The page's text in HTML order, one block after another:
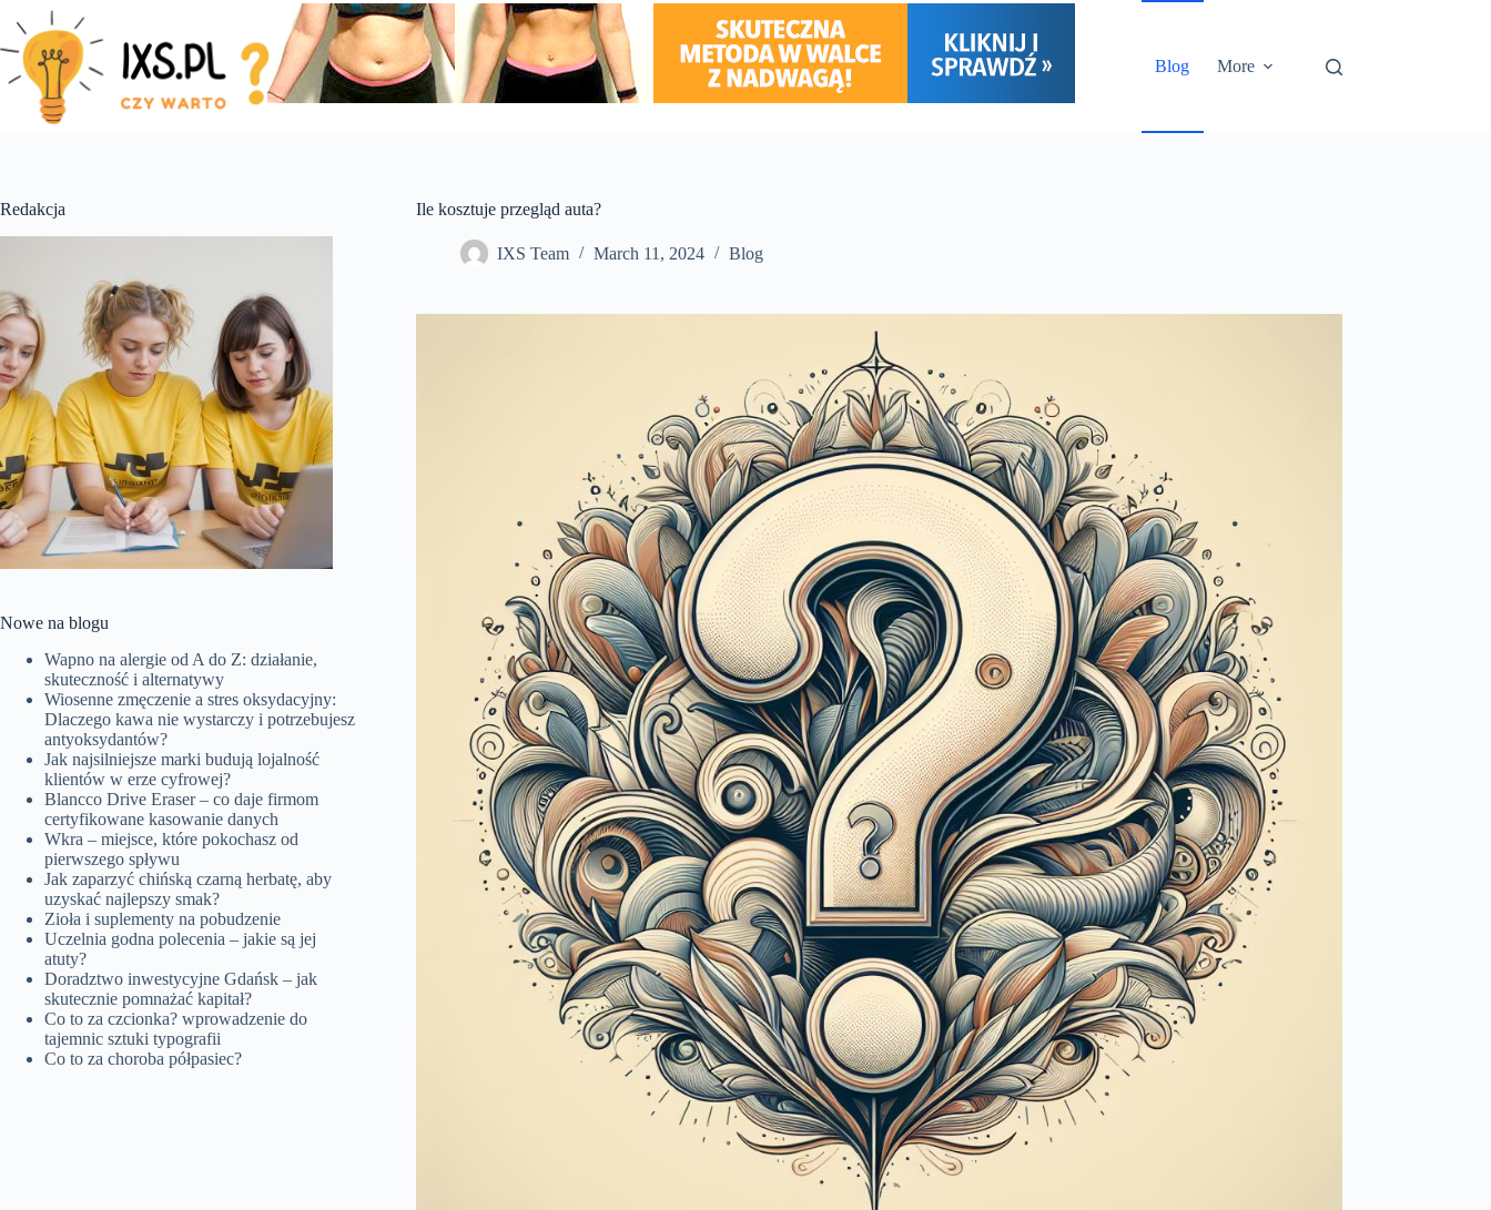
content
Blog
More
Ile kosztuje przegląd auta?
IXS Team March 11, 2024 Blog
Redakcja
Nowe na blogu
Wapno na alergie od A do Z: działanie,
skuteczność i alternatywy
Wiosenne zmęczenie a stres oksydacyjny:
Dlaczego kawa nie wystarczy i potrzebujesz
antyoksydantów?
Jak najsilniejsze marki budują lojalność
klientów w erze cyfrowej?
Blancco Drive Eraser – co daje firmom
certyfikowane kasowanie danych
Wkra – miejsce, które pokochasz od
pierwszego spływu
Jak zaparzyć chińską czarną herbatę, aby
uzyskać najlepszy smak?
Zioła i suplementy na pobudzenie
Uczelnia godna polecenia – jakie są jej
atuty?
Doradztwo inwestycyjne Gdańsk – jak
skutecznie pomnażać kapitał?
Co to za czcionka? wprowadzenie do
tajemnic sztuki typografii
Co to za choroba półpasiec?